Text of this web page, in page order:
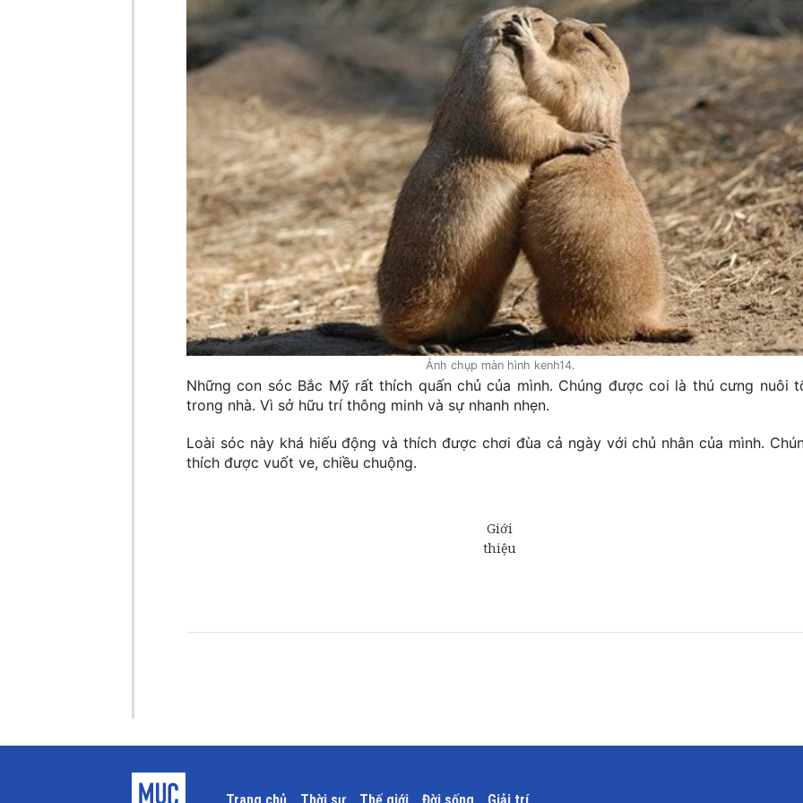
Ảnh chụp màn hình kenh14.
Những con sóc Bắc Mỹ rất thích quấn chủ của mình. Chúng được coi là thú cưng nuôi
trong nhà. Vì sở hữu trí thông minh và sự nhanh nhẹn.
Loài sóc này khá hiếu động và thích được chơi đùa cả ngày với chủ nhân của mình.
thích được vuốt ve, chiều chuộng.